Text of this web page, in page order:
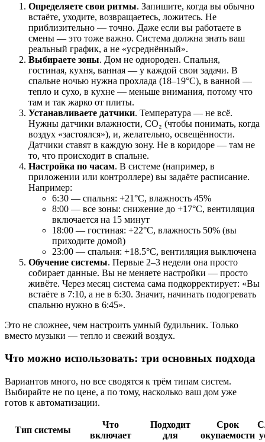
Определяете свои ритмы. Запишите, когда вы обычно
встаёте, уходите, возвращаетесь, ложитесь. Не
приблизительно — точно. Даже если вы работаете в
смены — это тоже важно. Система должна знать ваш
реальный график, а не «усреднённый».
Выбираете зоны. Дом не однороден. Спальня,
гостиная, кухня, ванная — у каждой свои задачи. В
спальне ночью нужна прохлада (18–19°C), в ванной —
тепло и сухо, в кухне — меньше внимания, потому что
там и так жарко от плиты.
Устанавливаете датчики. Температура — не всё.
Нужны датчики влажности, CO₂ (чтобы понимать, когда
воздух «застоялся»), и, желательно, освещённости.
Датчики ставят в каждую зону. Не в коридоре — там не
то, что происходит в спальне.
Настройка по часам. В системе (например, в
приложении или контроллере) вы задаёте расписание.
Например:
6:30 — спальня: +21°C, влажность 45%
8:00 — все зоны: снижение до +17°C, вентиляция
включается на 15 минут
18:00 — гостиная: +22°C, влажность 50% (вы
приходите домой)
23:00 — спальня: +18.5°C, вентиляция выключена
Обучение системы. Первые 2–3 недели она просто
собирает данные. Вы не меняете настройки — просто
живёте. Через месяц система сама подкорректирует: «Вы
встаёте в 7:10, а не в 6:30. Значит, начинать подогревать
спальню нужно в 6:45».
Это не сложнее, чем настроить умный будильник. Только
вместо музыки — тепло и свежий воздух.
Что можно использовать: три основных подхода
Вариантов много, но все сводятся к трём типам систем.
Выбирайте не по цене, а по тому, насколько ваш дом уже
готов к автоматизации.
Тип системы
Что
включает
Подходит
для
Срок
окупаемости